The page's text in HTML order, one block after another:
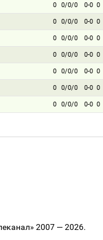
0 0/0/0 0-0 0
0 0/0/0 0-0 0
0 0/0/0 0-0 0
0 0/0/0 0-0 0
0 0/0/0 0-0 0
0 0/0/0 0-0 0
0 0/0/0 0-0 0
2007 — 2026.